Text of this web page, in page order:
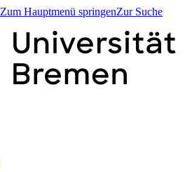
Zum Hauptmenü springenZur Suche